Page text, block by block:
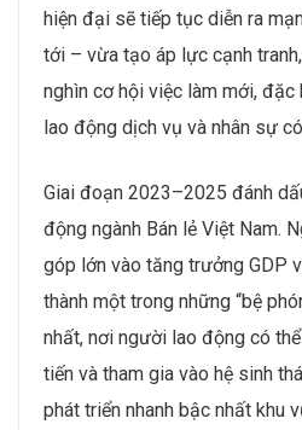
hiện đại sẽ tiếp tục diễn ra
tới – vừa tạo áp lực cạnh
nghìn cơ hội việc làm mới,
lao động dịch vụ và nhân sự
Giai đoạn 2023–2025 đánh
động ngành Bán lẻ Việt Nam.
góp lớn vào tăng trưởng GDP
thành một trong những “bệ
nhất, nơi người lao động có
tiến và tham gia vào hệ sinh
phát triển nhanh bậc nhất khu